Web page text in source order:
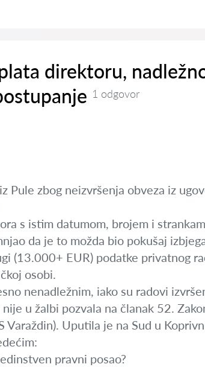
direktoru,
1 odgovor
Pule zbog neizvršenja obveza iz
s istim datumom, brojem i
da je to možda bio pokušaj
(13.000+ EUR) podatke privatnog
osobi.
nenadležnim, iako su radovi
u žalbi pozvala na članak 52.
Varaždin). Uputila je na Sud u
pravni posao?